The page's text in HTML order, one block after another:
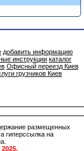
добавить информацию
инструкции каталог
Офисный переезд Киев
грузчиков Киев
размещенных
гиперссылка на